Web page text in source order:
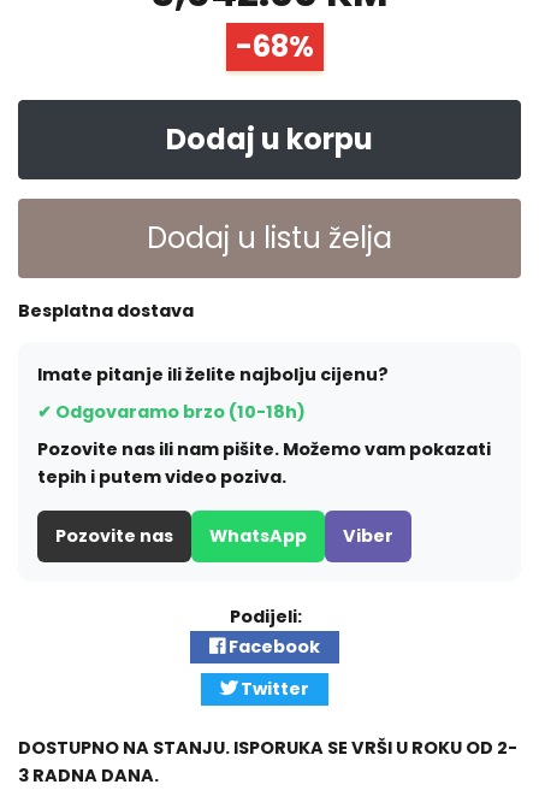
-68%
Dodaj u korpu
Dodaj u listu želja
Besplatna dostava
Imate pitanje ili želite najbolju cijenu?
✔ Odgovaramo brzo (10-18h)
Pozovite nas ili nam pišite. Možemo vam pokazati
tepih i putem video poziva.
Pozovite nas WhatsApp Viber
Podijeli:
Facebook
Twitter
DOSTUPNO NA STANJU. ISPORUKA SE VRŠI U ROKU OD 2-
3 RADNA DANA.